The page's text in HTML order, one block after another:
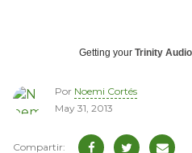
Getting your Trinity Audio
Por Noemi Cortés
May 31, 2013